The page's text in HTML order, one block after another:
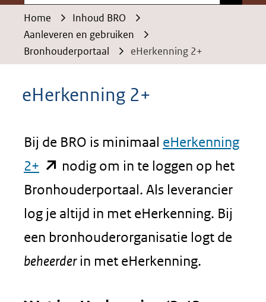
Home
Inhoud BRO
Aanleveren en gebruiken
Bronhouderportaal
eHerkenning 2+
eHerkenning 2+
Bij de BRO is minimaal eHerkenning
2+ (opent
in
nieuw
venster)
(verwijst
nodig om in te loggen op het
Bronhouderportaal. Als leverancier
log je altijd in met eHerkenning. Bij
een bronhouderorganisatie logt de
beheerderin met eHerkenning.